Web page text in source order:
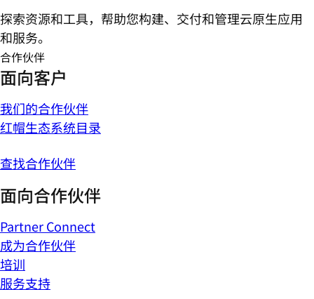
探索资源和工具，帮助您构建、交付和管理云原生应用
和服务。
合作伙伴
面向客户
我们的合作伙伴
红帽生态系统目录
查找合作伙伴
面向合作伙伴
Partner Connect
成为合作伙伴
培训
服务支持